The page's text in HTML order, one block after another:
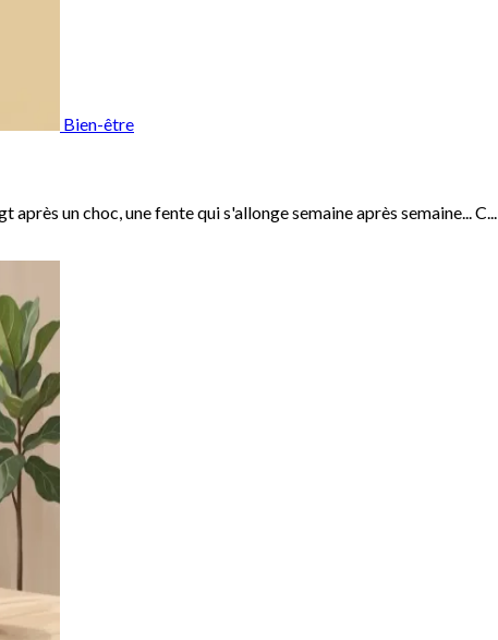
Bien-être
un choc, une fente qui s'allonge semaine après semaine... C...